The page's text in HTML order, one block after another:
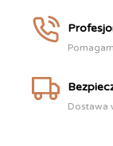
Dostawa